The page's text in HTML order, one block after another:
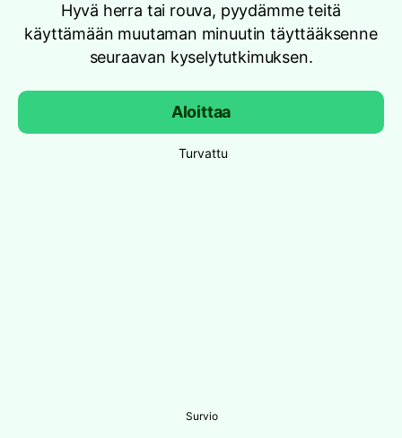
Hyvä herra tai rouva, pyydämme teitä
käyttämään muutaman minuutin täyttääksenne
seuraavan kyselytutkimuksen.
Aloittaa
Turvattu
Survio